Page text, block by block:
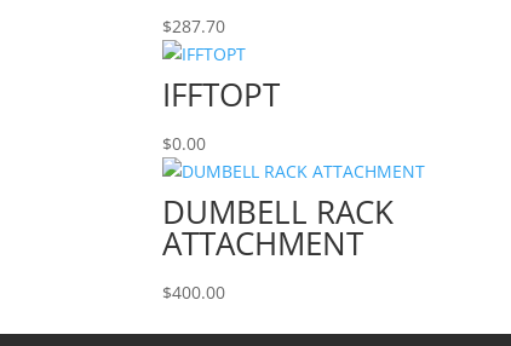
$287.70
IFFTOPT
$0.00
DUMBELL RACK
ATTACHMENT
$400.00